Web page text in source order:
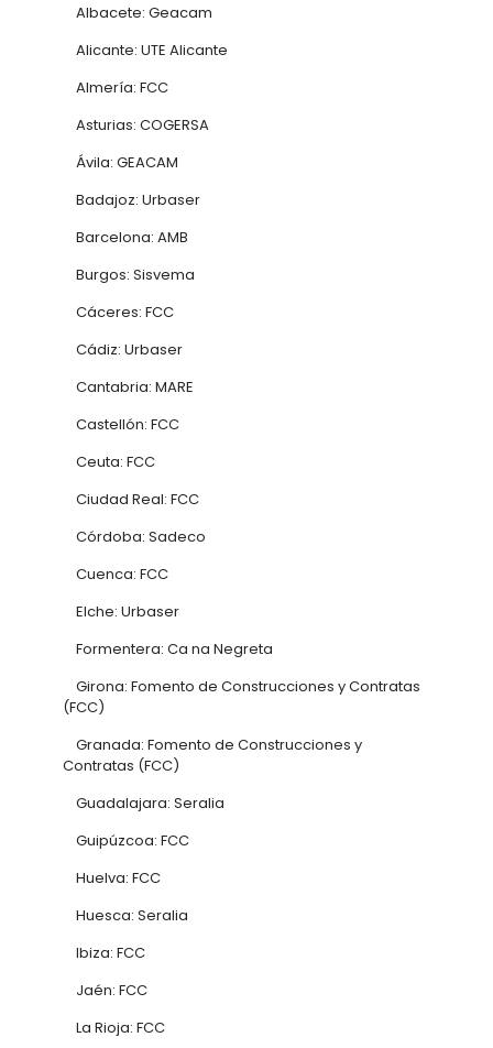
Albacete: Geacam
Alicante: UTE Alicante
Almería: FCC
Asturias: COGERSA
Ávila: GEACAM
Badajoz: Urbaser
Barcelona: AMB
Burgos: Sisvema
Cáceres: FCC
Cádiz: Urbaser
Cantabria: MARE
Castellón: FCC
Ceuta: FCC
Ciudad Real: FCC
Córdoba: Sadeco
Cuenca: FCC
Elche: Urbaser
Formentera: Ca na Negreta
Girona: Fomento de Construcciones y Contratas
(FCC)
Granada: Fomento de Construcciones y
Contratas (FCC)
Guadalajara: Seralia
Guipúzcoa: FCC
Huelva: FCC
Huesca: Seralia
Ibiza: FCC
Jaén: FCC
La Rioja: FCC